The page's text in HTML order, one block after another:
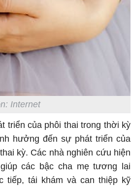
Internet
triển của phôi thai trong thời kỳ
hưởng đến sự phát triển của
kỳ. Các nhà nghiên cứu hiện
các bậc cha mẹ tương lai
tiếp, tái khám và can thiệp kỹ